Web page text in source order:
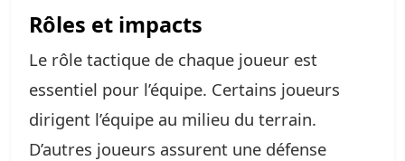
Rôles et impacts
Le rôle tactique de chaque joueur est
essentiel pour l’équipe. Certains joueurs
dirigent l’équipe au milieu du terrain.
D’autres joueurs assurent une défense